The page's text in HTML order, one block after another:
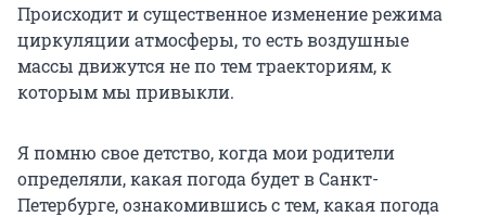
Происходит и существенное изменение режима
циркуляции атмосферы, то есть воздушные
массы движутся не по тем траекториям, к
которым мы привыкли.
Я помню свое детство, когда мои родители
определяли, какая погода будет в Санкт-
Петербурге, ознакомившись с тем, какая погода